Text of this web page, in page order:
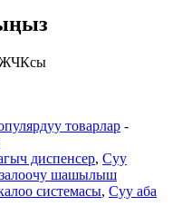
товарлар -
диспенсер, Суу
шашылыш
системасы, Суу аба